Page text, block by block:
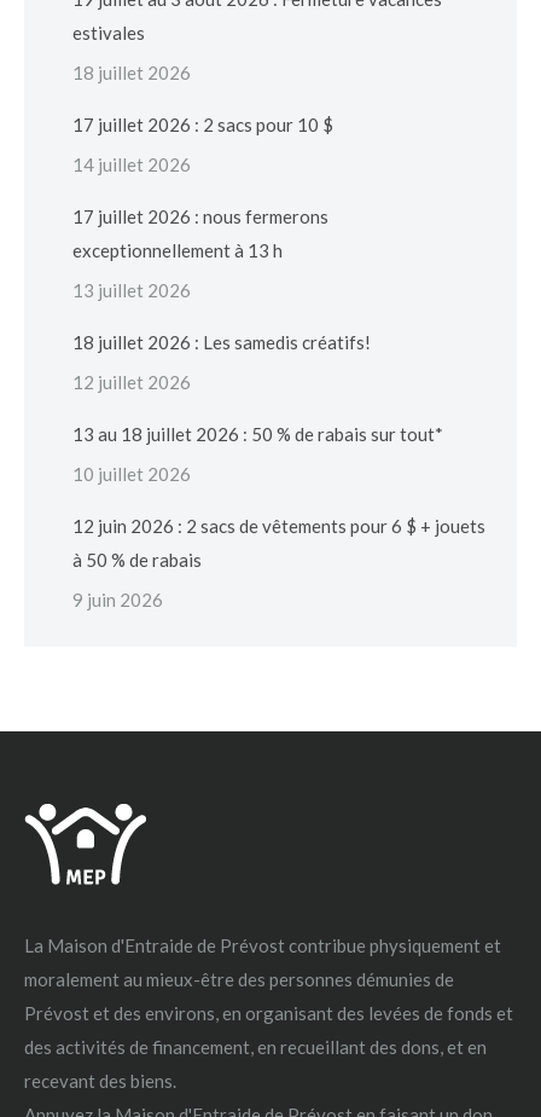
estivales
18 juillet 2026
17 juillet 2026 : 2 sacs pour 10 $
14 juillet 2026
17 juillet 2026 : nous fermerons
exceptionnellement à 13 h
13 juillet 2026
18 juillet 2026 : Les samedis créatifs!
12 juillet 2026
13 au 18 juillet 2026 : 50 % de rabais sur tout*
10 juillet 2026
12 juin 2026 : 2 sacs de vêtements pour 6 $ + jouets
à 50 % de rabais
9 juin 2026
La Maison d'Entraide de Prévost contribue physiquement et
moralement au mieux-être des personnes démunies de
Prévost et des environs, en organisant des levées de fonds et
des activités de financement, en recueillant des dons, et en
recevant des biens.